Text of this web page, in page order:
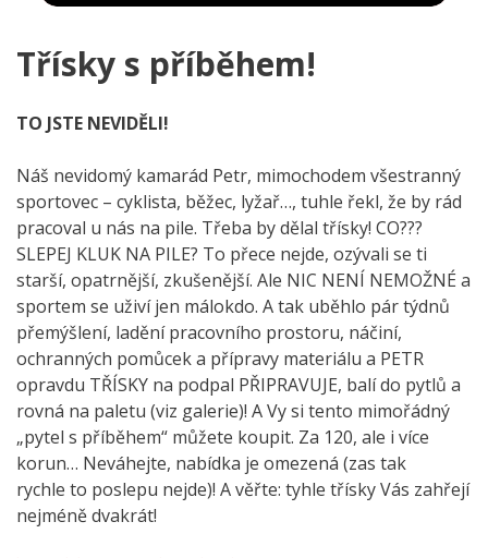
Třísky s příběhem!
TO JSTE NEVIDĚLI!
Náš nevidomý kamarád Petr, mimochodem všestranný
sportovec – cyklista, běžec, lyžař…, tuhle řekl, že by rád
pracoval u nás na pile. Třeba by dělal třísky! CO???
SLEPEJ KLUK NA PILE? To přece nejde, ozývali se ti
starší, opatrnější, zkušenější. Ale NIC NENÍ NEMOŽNÉ a
sportem se uživí jen málokdo. A tak uběhlo pár týdnů
přemýšlení, ladění pracovního prostoru, náčiní,
ochranných pomůcek a přípravy materiálu a PETR
opravdu TŘÍSKY na podpal PŘIPRAVUJE, balí do pytlů a
rovná na paletu (viz galerie)! A Vy si tento mimořádný
„pytel s příběhem“ můžete koupit. Za 120, ale i více
korun… Neváhejte, nabídka je omezená (zas tak
rychle to poslepu nejde)! A věřte: tyhle třísky Vás zahřejí
nejméně dvakrát!